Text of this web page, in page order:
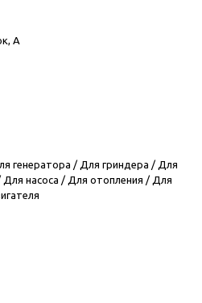
А
генератора / Для гриндера / Для
Для насоса / Для отопления / Для